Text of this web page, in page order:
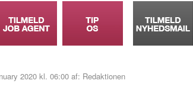
2020 kl. 06:00 af: Redaktionen